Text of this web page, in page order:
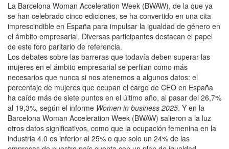
La Barcelona Woman Acceleration Week (BWAW), de la que ya
se han celebrado cinco ediciones, se ha convertido en una cita
imprescindible en España para impulsar la igualdad de género en
el ámbito empresarial. Diversas participantes destacan el papel
de este foro paritario de referencia.
Los debates sobre las barreras que todavía deben superar las
mujeres en el ámbito empresarial se perfilan como más
necesarios que nunca si nos atenemos a algunos datos: el
porcentaje de mujeres que ocupan el cargo de CEO en España
ha caído más de siete puntos en el último año, al pasar del 26,7%
al 19,3%, según el informe Women in business 2025. Y en la
Barcelona Woman Acceleration Week (BWAW) salieron a la luz
otros datos significativos, como que la ocupación femenina en la
industria 4.0 es inferior al 25% o que solo un 24% de las